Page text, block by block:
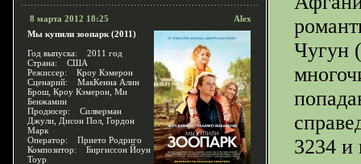
8 марта 2012 18:25
Alex
Мы купили зоопарк (2011)
Год выпуска: 2011 год
Страна: США
Режиссер: Кроу Кэмерон
Сценарий: МакКенна Алин
Брош, Кроу Кэмерон, Ми
Бенжамин
Продюсер: Силверман
Джули, Дисон Пол, Гордон
Марк
Оператор: Прието Родриго
Композитор: Биргиссон Йоун
Тоур
Чугун
3234 и